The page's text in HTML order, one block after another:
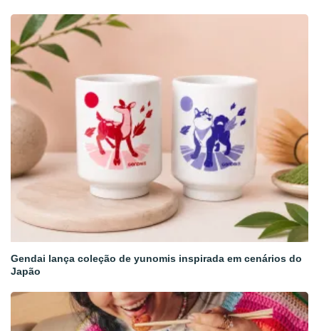
Gendai lança coleção de yunomis inspirada em cenários do
Japão